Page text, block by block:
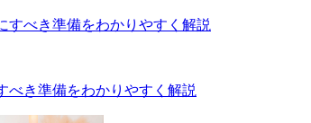
べき準備をわかりやすく解説